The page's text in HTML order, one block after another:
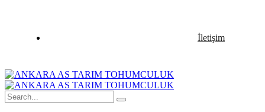
İletişim